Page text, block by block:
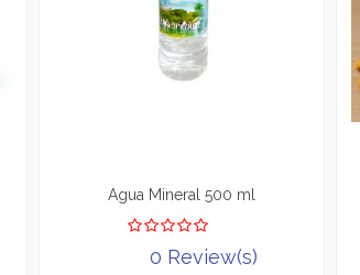
Agua Mineral 500 ml
0 Review(s)